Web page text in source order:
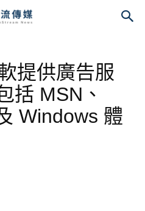
提供廣告服
括 MSN、
Windows 體